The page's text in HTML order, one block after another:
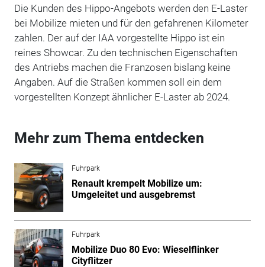
Die Kunden des Hippo-Angebots werden den E-Laster
bei Mobilize mieten und für den gefahrenen Kilometer
zahlen. Der auf der IAA vorgestellte Hippo ist ein
reines Showcar. Zu den technischen Eigenschaften
des Antriebs machen die Franzosen bislang keine
Angaben. Auf die Straßen kommen soll ein dem
vorgestellten Konzept ähnlicher E-Laster ab 2024.
Mehr zum Thema entdecken
Fuhrpark
Renault krempelt Mobilize um:
Umgeleitet und ausgebremst
Fuhrpark
Mobilize Duo 80 Evo: Wieselflinker
Cityflitzer